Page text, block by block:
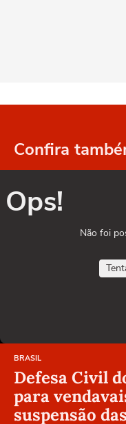
Confira
Ops!
Não foi
BRASIL
Defesa Civil
para
suspensão